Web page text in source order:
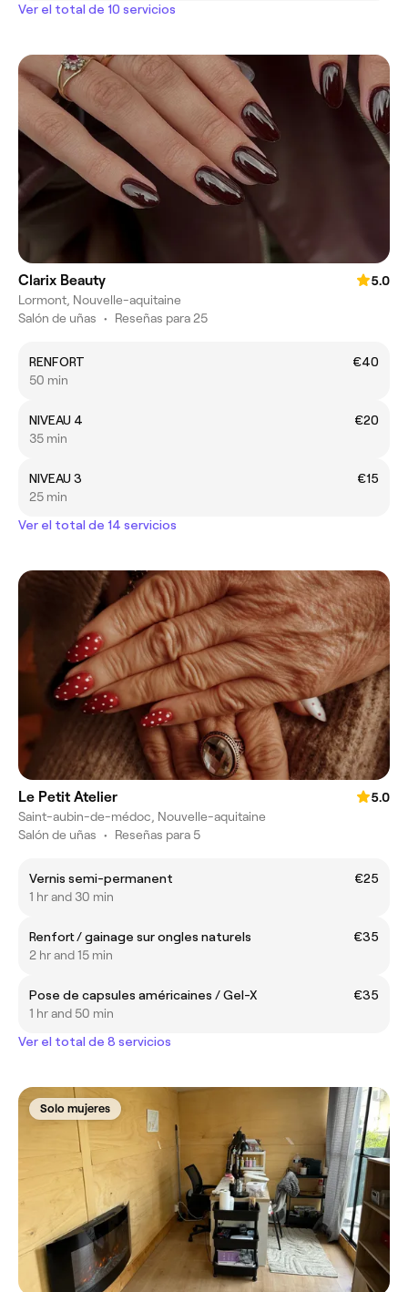
Ver el total de 10 servicios
Clarix Beauty
5.0
Lormont, Nouvelle-aquitaine
Salón de uñas • Reseñas para 25
RENFORT
€40
50 min
NIVEAU 4
€20
35 min
NIVEAU 3
€15
25 min
Ver el total de 14 servicios
Le Petit Atelier
5.0
Saint-aubin-de-médoc, Nouvelle-aquitaine
Salón de uñas • Reseñas para 5
Vernis semi-permanent
€25
1 hr and 30 min
Renfort / gainage sur ongles naturels
€35
2 hr and 15 min
Pose de capsules américaines / Gel-X
€35
1 hr and 50 min
Ver el total de 8 servicios
Solo mujeres